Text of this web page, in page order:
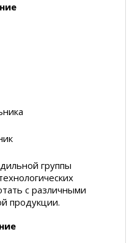
группы
с различными
продукции.